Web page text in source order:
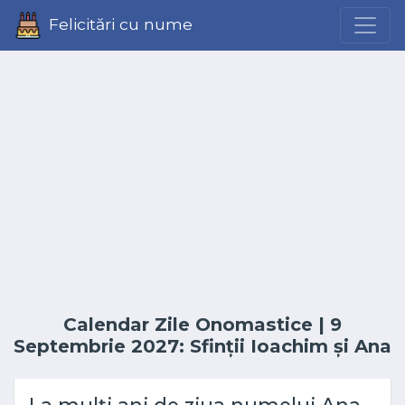
Felicitări cu nume
Calendar Zile Onomastice | 9
Septembrie 2027: Sfinții Ioachim și Ana